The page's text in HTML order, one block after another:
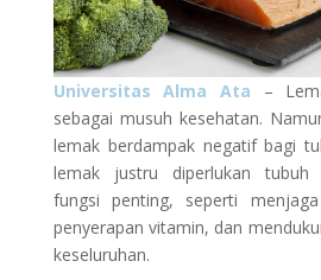
Universitas Alma Ata –
sebagai musuh kesehatan.
lemak berdampak negatif bagi
lemak justru diperlukan tubuh
fungsi penting, seperti
penyerapan vitamin, dan
keseluruhan.